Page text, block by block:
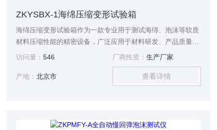
ZKYSBX-1海绵压缩变形试验箱
海绵压缩变形试验箱作为一款专业用于测试海绵、泡沫等软质
材料压缩性能的精密设备，广泛应用于材料研发、产品质量检
测等多个领域。
访问量：546 厂商性质： 生产厂家
产地：北京市 查看详情